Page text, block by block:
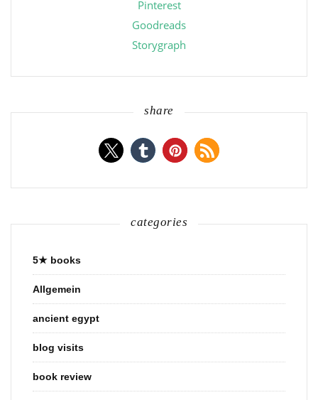
Pinterest
Goodreads
Storygraph
share
categories
5★ books
Allgemein
ancient egypt
blog visits
book review